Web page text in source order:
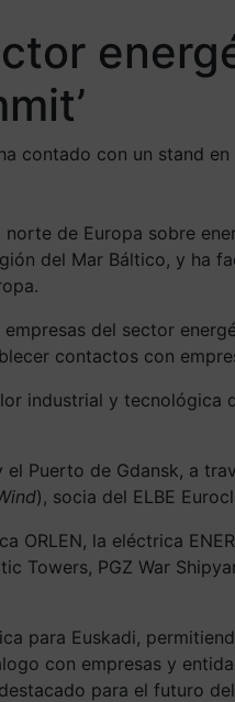
contado con un stand
de Europa sobre
del Mar Báltico, y ha
del sector
contactos con
industrial y tecnológica
Puerto de Gdansk, a
), socia del ELBE
la eléctrica
Towers, PGZ War
para Euskadi,
con empresas y
para el futuro